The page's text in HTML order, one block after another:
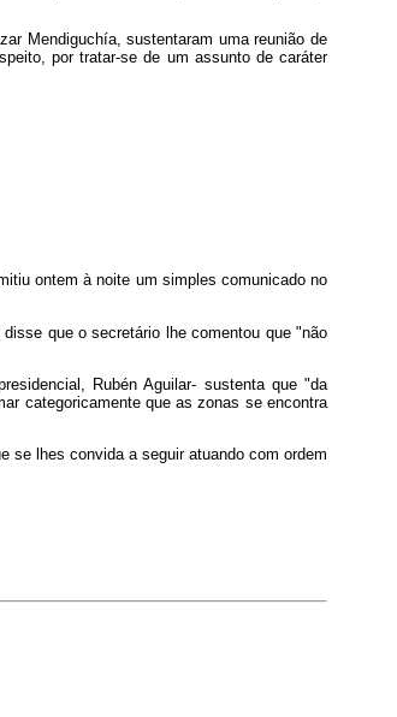
Mendiguchía, sustentaram uma reunião de
por tratar-se de um assunto de caráter
ontem à noite um simples comunicado no
que o secretário lhe comentou que "não
Rubén Aguilar- sustenta que "da
categoricamente que as zonas se encontra
se lhes convida a seguir atuando com ordem